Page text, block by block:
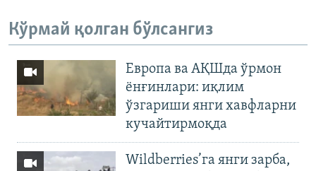
Кўрмай қолган бўлсангиз
Европа ва АҚШда ўрмон
ёнғинлари: иқлим
ўзгариши янги хавфларни
кучайтирмоқда
Wildberries’га янги зарба,